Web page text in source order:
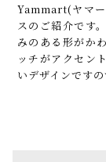
Yammart(ヤマー
スのご紹介です
みのある形がか
ッチがアクセン
いデザインです